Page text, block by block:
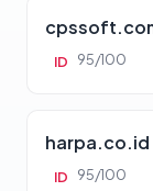
ID 95/100
harpa.co.id
ID 95/100